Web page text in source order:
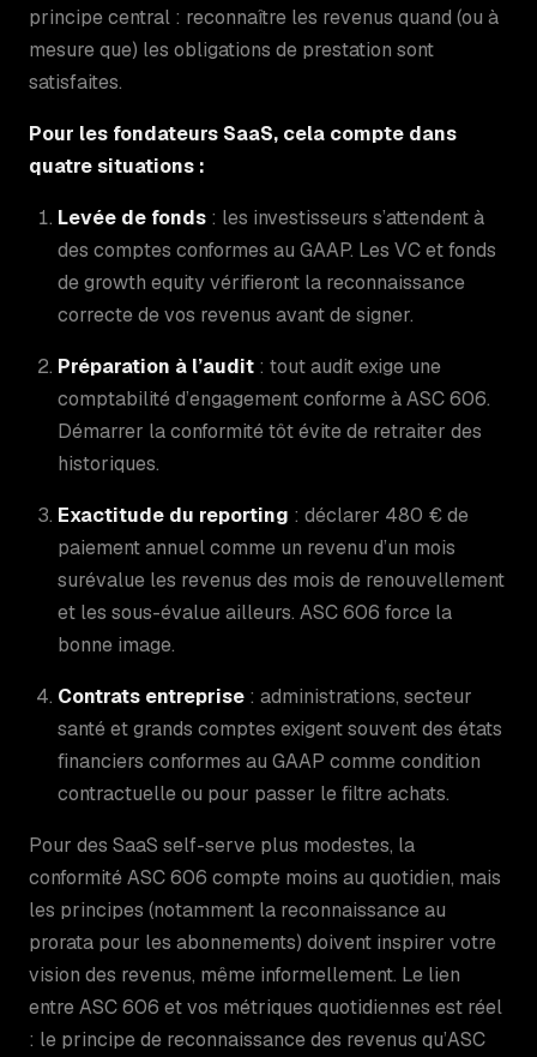
principe central : reconnaître les revenus quand (ou à
mesure que) les obligations de prestation sont
satisfaites.
Pour les fondateurs SaaS, cela compte dans
quatre situations :
Levée de fonds : les investisseurs s’attendent à
des comptes conformes au GAAP. Les VC et fonds
de growth equity vérifieront la reconnaissance
correcte de vos revenus avant de signer.
Préparation à l’audit : tout audit exige une
comptabilité d’engagement conforme à ASC 606.
Démarrer la conformité tôt évite de retraiter des
historiques.
Exactitude du reporting : déclarer 480 € de
paiement annuel comme un revenu d’un mois
surévalue les revenus des mois de renouvellement
et les sous-évalue ailleurs. ASC 606 force la
bonne image.
Contrats entreprise : administrations, secteur
santé et grands comptes exigent souvent des états
financiers conformes au GAAP comme condition
contractuelle ou pour passer le filtre achats.
Pour des SaaS self-serve plus modestes, la
conformité ASC 606 compte moins au quotidien, mais
les principes (notamment la reconnaissance au
prorata pour les abonnements) doivent inspirer votre
vision des revenus, même informellement. Le lien
entre ASC 606 et vos métriques quotidiennes est réel
: le principe de reconnaissance des revenus qu’ASC